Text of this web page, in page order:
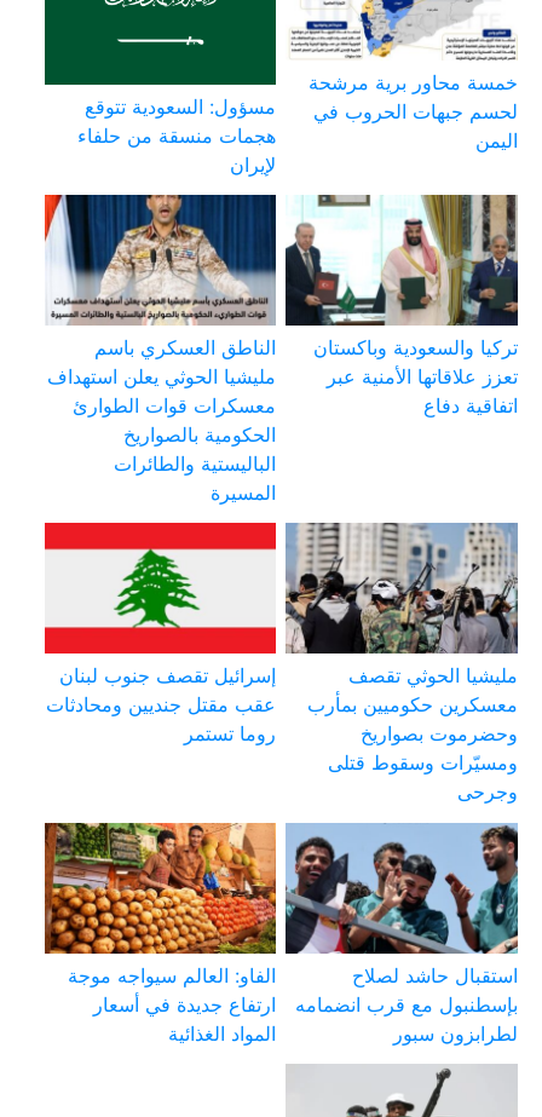
خمسة محاور برية مرشحة
لحسم جبهات الحروب في
اليمن
مسؤول: السعودية تتوقع
هجمات منسقة من حلفاء
لإيران
تركيا والسعودية وباكستان
تعزز علاقاتها الأمنية عبر
اتفاقية دفاع
الناطق العسكري باسم
مليشيا الحوثي يعلن استهداف
معسكرات قوات الطوارئ
الحكومية بالصواريخ
الباليستية والطائرات
المسيرة
مليشيا الحوثي تقصف
معسكرين حكوميين بمأرب
وحضرموت بصواريخ
ومسيّرات وسقوط قتلى
وجرحى
إسرائيل تقصف جنوب لبنان
عقب مقتل جنديين ومحادثات
روما تستمر
استقبال حاشد لصلاح
بإسطنبول مع قرب انضمامه
لطرابزون سبور
الفاو: العالم سيواجه موجة
ارتفاع جديدة في أسعار
المواد الغذائية